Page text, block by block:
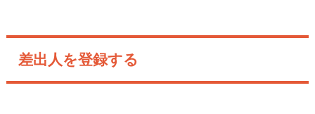
差出人を登録する